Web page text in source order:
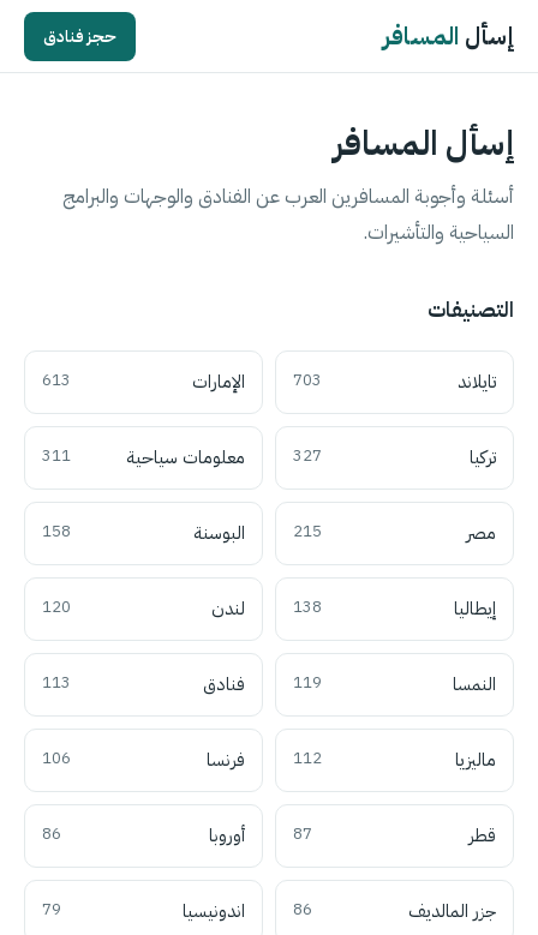
إسأل المسافر حجز فنادق
إسأل المسافر
أسئلة وأجوبة المسافرين العرب عن الفنادق والوجهات والبرامج
السياحية والتأشيرات.
التصنيفات
تايلاند 703 الإمارات 613
تركيا 327 معلومات سياحية 311
مصر 215 البوسنة 158
إيطاليا 138 لندن 120
النمسا 119 فنادق 113
ماليزيا 112 فرنسا 106
قطر 87 أوروبا 86
جزر المالديف 86 اندونيسيا 79